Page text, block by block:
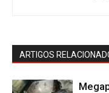
ARTIGOS